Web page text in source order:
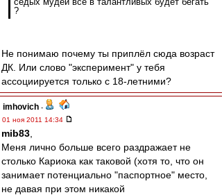
?
Не понимаю почему ты приплёл сюда возраст
ДК. Или слово "эксперимент" у тебя
ассоциируется только с 18-летними?
imhovich -
01 ноя 2011 14:34
mib83
Меня лично больше всего раздражает не
столько Кариока как таковой (хотя то, что он
занимает потенциально "паспортное" место,
не давая при этом никакой